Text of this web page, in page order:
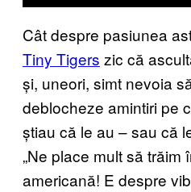
Cât despre pasiunea
Tiny Tigers zic că
și, uneori, simt nevoia
deblocheze amintiri pe
știau că le au – sau că
„Ne place mult să trăim
americană! E despre